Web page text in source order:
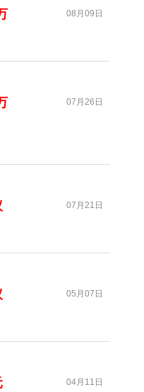
08月09日
07月26日
07月21日
05月07日
04月11日